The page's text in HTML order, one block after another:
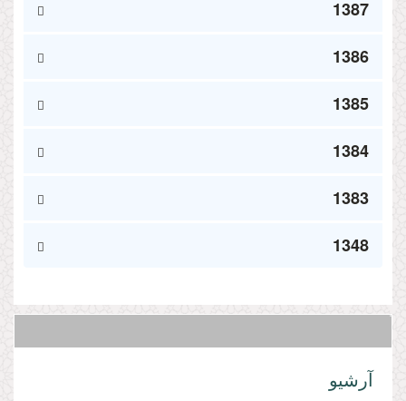
1387
1386
1385
1384
1383
1348
آرشیو